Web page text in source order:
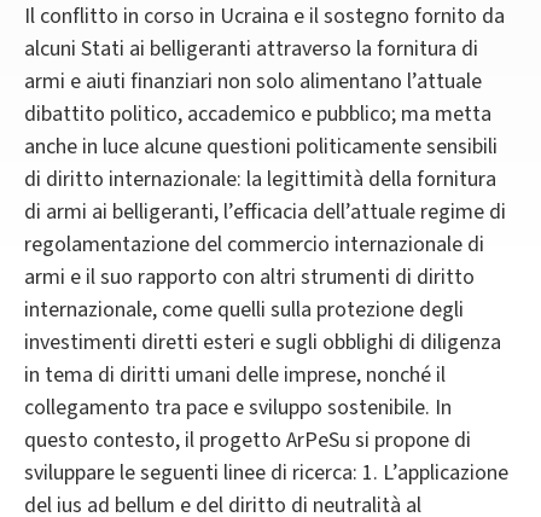
Il conflitto in corso in Ucraina e il sostegno fornito da
alcuni Stati ai belligeranti attraverso la fornitura di
armi e aiuti finanziari non solo alimentano l’attuale
dibattito politico, accademico e pubblico; ma metta
anche in luce alcune questioni politicamente sensibili
di diritto internazionale: la legittimità della fornitura
di armi ai belligeranti, l’efficacia dell’attuale regime di
regolamentazione del commercio internazionale di
armi e il suo rapporto con altri strumenti di diritto
internazionale, come quelli sulla protezione degli
investimenti diretti esteri e sugli obblighi di diligenza
in tema di diritti umani delle imprese, nonché il
collegamento tra pace e sviluppo sostenibile. In
questo contesto, il progetto ArPeSu si propone di
sviluppare le seguenti linee di ricerca: 1. L’applicazione
del ius ad bellum e del diritto di neutralità al